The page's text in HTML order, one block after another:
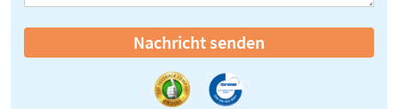
Nachricht senden